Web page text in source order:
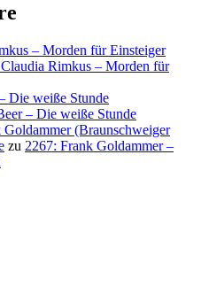
– Morden für Einsteiger
Rimkus – Morden für
Die weiße Stunde
– Die weiße Stunde
(Braunschweiger
zu 2267: Frank Goldammer –